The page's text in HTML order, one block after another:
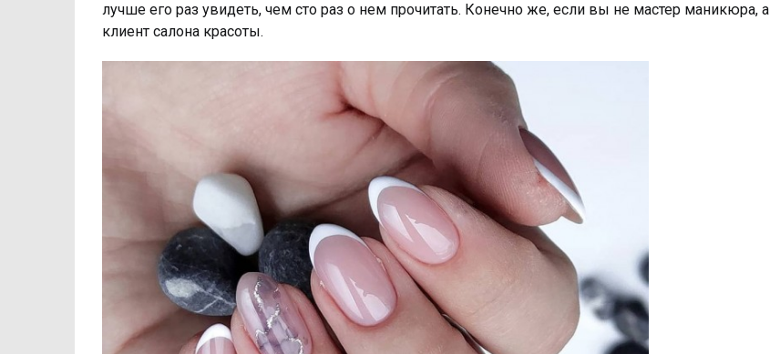
лучше его раз увидеть, чем сто раз о нем прочитать. Конечно же, если вы не мастер маникюра, а
клиент салона красоты.